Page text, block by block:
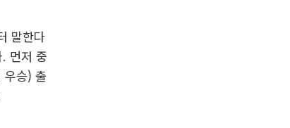
말한다
. 먼저 중
우승) 출